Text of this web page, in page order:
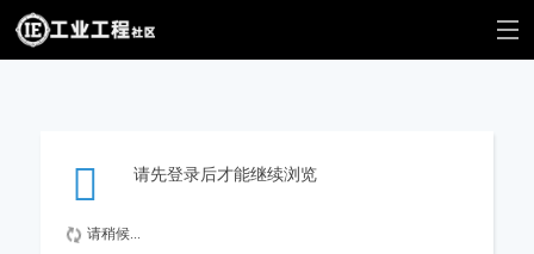
请先登录后才能继续浏览
请稍候...